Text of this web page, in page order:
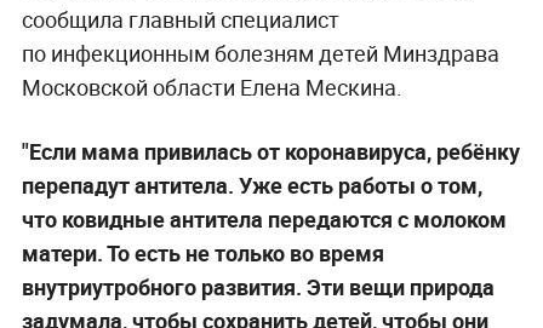
сообщила главный специалист
по инфекционным болезням детей Минздрава
Московской области Елена Мескина.
"Если мама привилась от коронавируса, ребёнку
перепадут антитела. Уже есть работы о том,
что ковидные антитела передаются с молоком
матери. То есть не только во время
внутриутробного развития. Эти вещи природа
задумала, чтобы сохранить детей, чтобы они